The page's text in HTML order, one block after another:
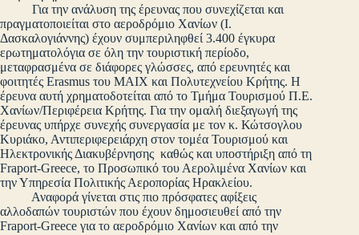
Για την ανάλυση της έρευνας που συνεχίζεται και
πραγματοποιείται στο αεροδρόμιο Χανίων (Ι.
Δασκαλογιάννης) έχουν συμπεριληφθεί 3.400 έγκυρα
ερωτηματολόγια σε όλη την τουριστική περίοδο,
μεταφρασμένα σε διάφορες γλώσσες, από ερευνητές και
φοιτητές Erasmus του ΜΑΙΧ και Πολυτεχνείου Κρήτης. Η
έρευνα αυτή χρηματοδοτείται από το Τμήμα Τουρισμού Π.Ε.
Χανίων/Περιφέρεια Κρήτης. Για την ομαλή διεξαγωγή της
έρευνας υπήρχε συνεχής συνεργασία με τον κ. Κώτσογλου
Κυριάκο, Αντιπεριφερειάρχη στον τομέα Τουρισμού και
Ηλεκτρονικής Διακυβέρνησης καθώς και υποστήριξη από τη
Fraport-Greece, το Προσωπικό του Αερολιμένα Χανίων και
την Υπηρεσία Πολιτικής Αεροπορίας Ηρακλείου.
Αναφορά γίνεται στις πιο πρόσφατες αφίξεις
αλλοδαπών τουριστών που έχουν δημοσιευθεί από την
Fraport-Greece για το αεροδρόμιο Χανίων και από την